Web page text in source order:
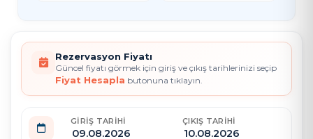
Rezervasyon Fiyatı
Güncel fiyatı görmek için giriş ve çıkış tarihlerinizi seçip
Fiyat Hesapla butonuna tıklayın.
GIRIŞ TARIHI ÇIKIŞ TARIHI